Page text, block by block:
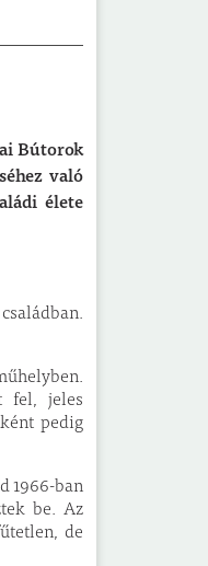
Bútorok
való
élete
fel, jeles
pedig
1966-ban
be. Az
de